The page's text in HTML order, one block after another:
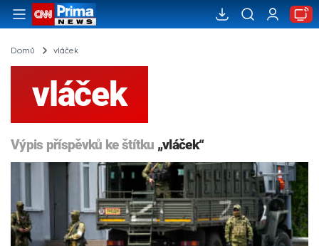
Domů vláček
vláček
Výpis příspěvků ke štítku „vláček“